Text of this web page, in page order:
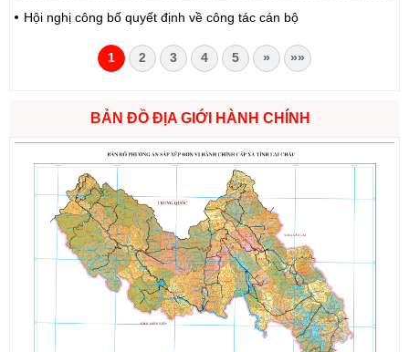
Hội nghị công bố quyết định về công tác cán bộ
1 2 3 4 5 » »»
BẢN ĐỒ ĐỊA GIỚI HÀNH CHÍNH